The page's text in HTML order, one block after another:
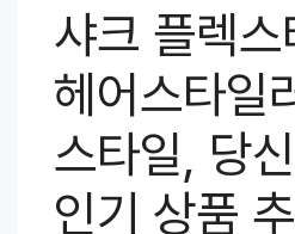
샤크 플렉스
헤어스타일
스타일, 당
인기 상품